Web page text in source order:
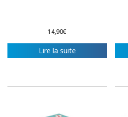
14,90€
Lire la suite